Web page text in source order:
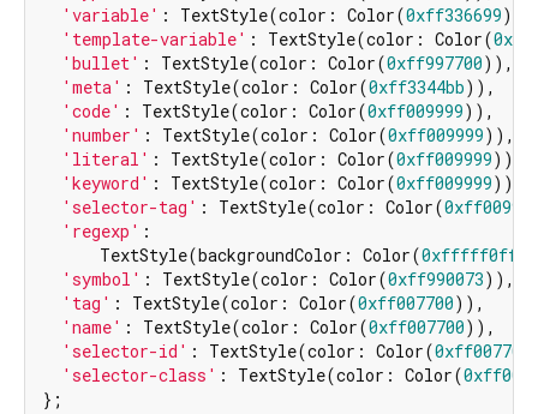
'variable' : TextStyle(color: Color(0xff336699)),
'template-variable' : TextStyle(color: Color(
'bullet' : TextStyle(color: Color(0xff997700)),
'meta' : TextStyle(color: Color(0xff3344bb)),
'code' : TextStyle(color: Color(0xff009999)),
'number' : TextStyle(color: Color(0xff009999)),
'literal' : TextStyle(color: Color(0xff009999)),
'keyword' : TextStyle(color: Color(0xff009999)),
'selector-tag' : TextStyle(color: Color(
'regexp' :
      TextStyle(backgroundColor: Color(
0xfffff0ff
'symbol' : TextStyle(color: Color(0xff990073)),
'tag' : TextStyle(color: Color(0xff007700)),
'name' : TextStyle(color: Color(0xff007700)),
'selector-id' : TextStyle(color: Color(0xff007700
'selector-class' : TextStyle(color: Color(
};